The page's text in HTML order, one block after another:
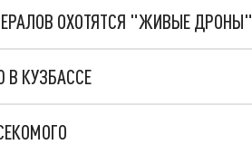
ОХОТЯТСЯ "ЖИВЫЕ ДРОНЫ"
В КУЗБАССЕ